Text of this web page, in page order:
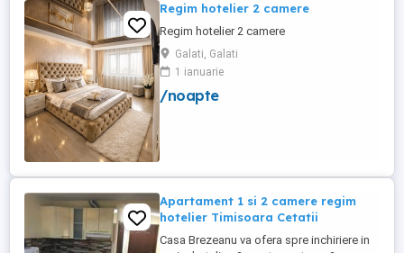
Regim hotelier 2 camere
Regim hotelier 2 camere
Galati, Galati
1 ianuarie
/noapte
Apartament 1 si 2 camere regim
hotelier Timisoara Cetatii
Casa Brezeanu va ofera spre inchiriere in